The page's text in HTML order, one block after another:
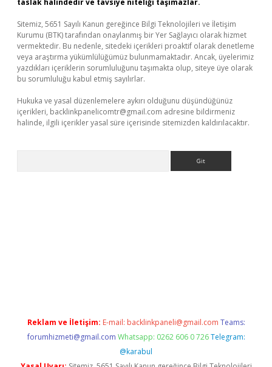
taslak halindedir ve tavsiye niteliği taşımazlar.
Sitemiz, 5651 Sayılı Kanun gereğince Bilgi Teknolojileri ve İletişim
Kurumu (BTK) tarafından onaylanmış bir Yer Sağlayıcı olarak hizmet
vermektedir. Bu nedenle, sitedeki içerikleri proaktif olarak denetleme
veya araştırma yükümlülüğümüz bulunmamaktadır. Ancak, üyelerimiz
yazdıkları içeriklerin sorumluluğunu taşımakta olup, siteye üye olarak
bu sorumluluğu kabul etmiş sayılırlar.
Hukuka ve yasal düzenlemelere aykırı olduğunu düşündüğünüz
içerikleri, backlinkpanelicomtr@gmail.com adresine bildirmeniz
halinde, ilgili içerikler yasal süre içerisinde sitemizden kaldırılacaktır.
Reklam ve İletişim: E-mail: backlinkpaneli@gmail.com Teams:
forumhizmeti@gmail.com Whatsapp: 0262 606 0 726 Telegram:
@karabul